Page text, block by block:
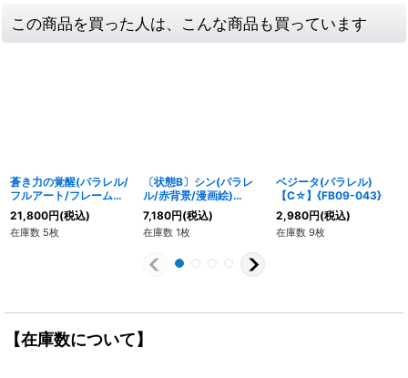
この商品を買った人は、こんな商品も買っています
蒼き力の覚醒(パラレル/
フルアート/フレーム無/
白文字)【UC☆】
{FB02-136}
21,800円(税込)
在庫数 5枚
〔状態B〕シン(パラレ
ル/赤背景/漫画絵)
【C☆】{FB02-047}
7,180円(税込)
在庫数 1枚
ベジータ(パラレル)
【C☆】{FB09-043}
2,980円(税込)
在庫数 9枚
【在庫数について】